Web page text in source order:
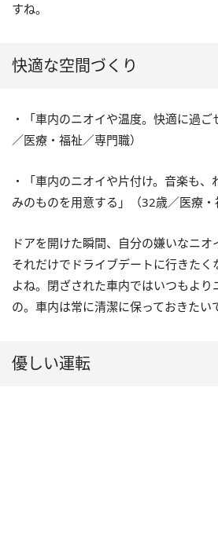
すね。
快適な空間づくり
・「車内のニオイや温度。快適に過
／医療・福祉／専門職）
・「車内のニオイや片付け。音楽も
みのものを用意する」（32歳／医療・
ドアを開けた瞬間、自分の嫌いなニオ
それだけでドライブデートに行きたく
よね。閉ざされた車内ではいつもより
の。車内は常に清潔に保っておきたい
優しい運転